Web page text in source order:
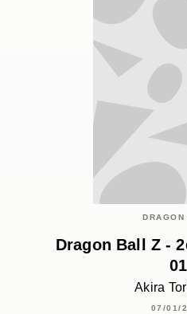
Dragon Ball Z -
01
Akira
07/01/